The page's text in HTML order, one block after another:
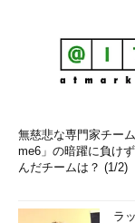
無慈悲な専門家チー
me6」の暗躍に負け
んだチームは？ (1/2)
ラ